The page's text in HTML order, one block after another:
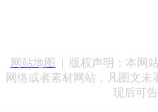
网站地图
| 版权声明：本网
网络或者素材网站，凡图文
现后可